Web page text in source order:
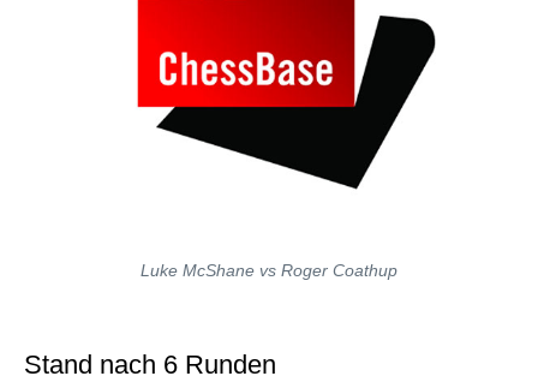
Luke McShane vs Roger Coathup
Stand nach 6 Runden